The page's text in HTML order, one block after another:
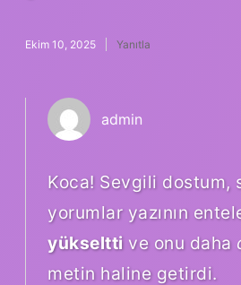
Ekim 10, 2025 Yanıtla
admin
Koca! Sevgili dostum,
yorumlar yazının
yükselttive onu daha
metin haline getirdi.